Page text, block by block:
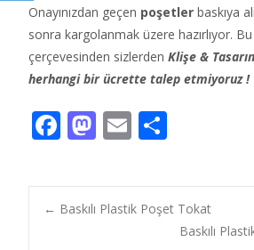
Onayınızdan geçen poşetler baskıya
sonra kargolanmak üzere hazırlıyor.
çerçevesinden sizlerden Klişe &
herhangi bir ücrette talep etmiyoruz !
F
e
b
M
to
d
E
ai
l
ar
e
Post
← Baskılı Plastik Poşet Tokat
Baskılı